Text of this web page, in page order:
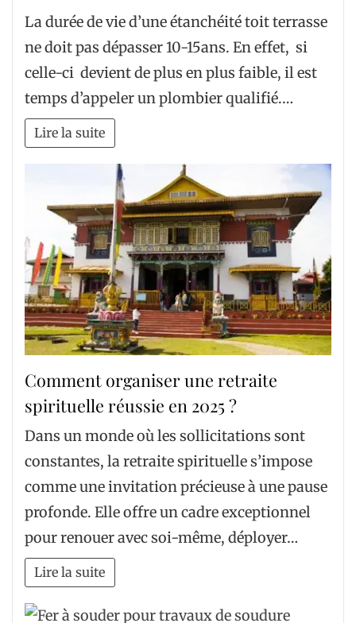
La durée de vie d’une étanchéité toit terrasse
ne doit pas dépasser 10-15ans. En effet, si
celle-ci devient de plus en plus faible, il est
temps d’appeler un plombier qualifié.…
Lire la suite
Comment organiser une retraite
spirituelle réussie en 2025 ?
Dans un monde où les sollicitations sont
constantes, la retraite spirituelle s’impose
comme une invitation précieuse à une pause
profonde. Elle offre un cadre exceptionnel
pour renouer avec soi-même, déployer…
Lire la suite